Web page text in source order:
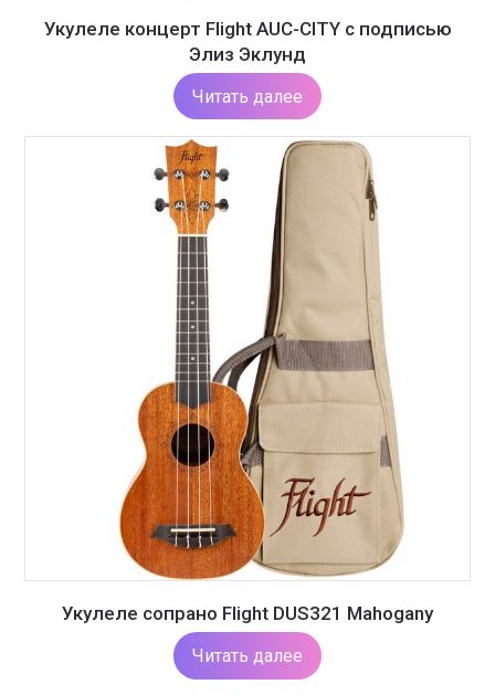
Укулеле концерт Flight AUC-CITY с подписью
Элиз Эклунд
Читать далее
Укулеле сопрано Flight DUS321 Mahogany
Читать далее